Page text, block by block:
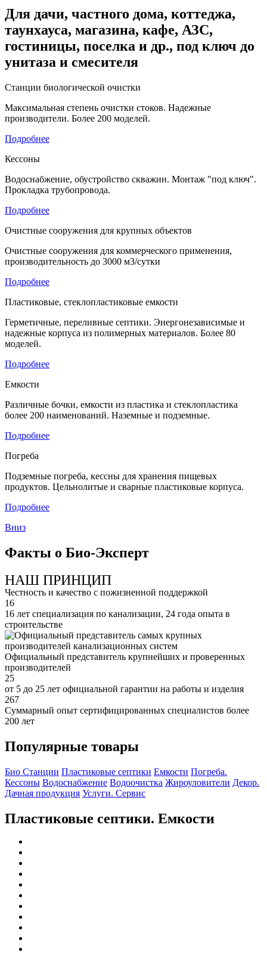
Для дачи, частного дома, коттеджа,
таунхауса, магазина, кафе, АЗС,
гостиницы, поселка и др., под ключ до
унитаза и смесителя
Станции биологической очистки
Максимальная степень очистки стоков. Надежные
производители. Более 200 моделей.
Подробнее
Кессоны
Водоснабжение, обустройство скважин. Монтаж "под ключ".
Прокладка трубопровода.
Подробнее
Очистные сооружения для крупных объектов
Очистные сооружения для коммерческого применения,
производительность до 3000 м3/сутки
Подробнее
Пластиковые, стеклопластиковые емкости
Герметичные, переливные септики. Энергонезависимые и
надежные корпуса из полимерных материалов. Более 80
моделей.
Подробнее
Емкости
Различные бочки, емкости из пластика и стеклопластика
более 200 наименований. Наземные и подземные.
Подробнее
Погреба
Подземные погреба, кессны для хранения пищевых
продуктов. Цельнолитые и сварные пластиковые корпуса.
Подробнее
Вниз
Факты о Био-Эксперт
НАШ ПРИНЦИП
Честность и качество с пожизненной поддержкой
16
16 лет специализация по канализации, 24 года опыта в
строительстве
Официальный представитель крупнейших и проверенных
производителей
25
от 5 до 25 лет официальной гарантии на работы и изделия
267
Суммарный опыт сертифицированных специалистов более
200 лет
Популярные товары
Био Станции Пластиковые септики Емкости Погреба.
Кессоны Водоснабжение Водоочистка Жироуловители Декор.
Дачная продукция Услуги. Сервис
Пластиковые септики. Емкости